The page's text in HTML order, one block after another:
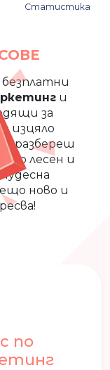
Статистика
безплатни
и
за
изцяло
разбереш
по лесен и
ново и
по